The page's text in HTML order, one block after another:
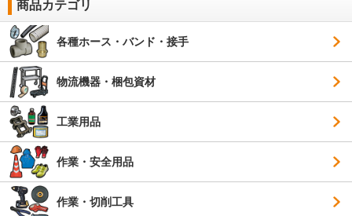
商品カテゴリ
各種ホース・バンド・接手
物流機器・梱包資材
工業用品
作業・安全用品
作業・切削工具